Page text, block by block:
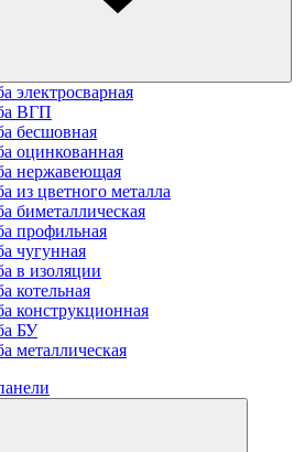
электросварная
ВГП
бесшовная
оцинкованная
нержавеющая
из цветного металла
биметаллическая
профильная
чугунная
в изоляции
котельная
конструкционная
БУ
металлическая